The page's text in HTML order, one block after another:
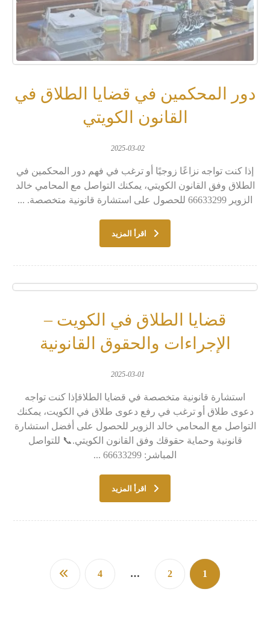
دور المحكمين في قضايا الطلاق في
القانون الكويتي
2025-03-02
إذا كنت تواجه نزاعًا زوجيًا أو ترغب في فهم دور المحكمين في
الطلاق وفق القانون الكويتي، يمكنك التواصل مع المحامي خالد
الزوير 66633299 للحصول على استشارة قانونية متخصصة. ...
اقرأ المزيد
قضايا الطلاق في الكويت –
الإجراءات والحقوق القانونية
2025-03-01
استشارة قانونية متخصصة في قضايا الطلاقإذا كنت تواجه
دعوى طلاق أو ترغب في رفع دعوى طلاق في الكويت، يمكنك
التواصل مع المحامي خالد الزوير للحصول على أفضل استشارة
قانونية وحماية حقوقك وفق القانون الكويتي.📞 للتواصل
المباشر: 66633299 ...
اقرأ المزيد
1
2
…
4